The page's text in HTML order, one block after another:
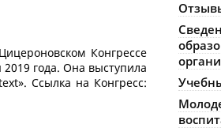
Конгрессе
года. Она выступила
Ссылка на Конгресс: